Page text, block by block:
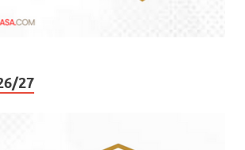
27